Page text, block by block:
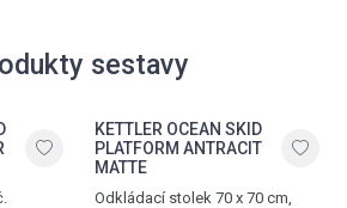
sestavy
KETTLER OCEAN SKID
PLATFORM ANTRACIT
MATTE
Odkládací stolek 70 x 70 cm,